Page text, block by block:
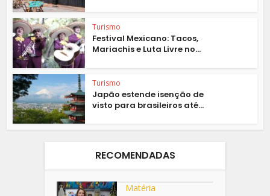
Turismo
Festival Mexicano: Tacos,
Mariachis e Luta Livre no...
Turismo
Japão estende isenção de
visto para brasileiros até...
RECOMENDADAS
Matéria